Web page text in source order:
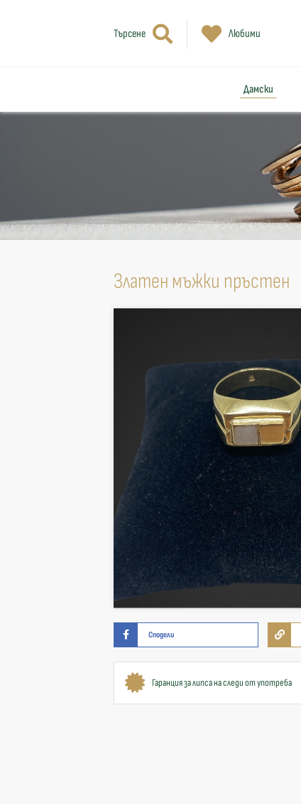
Търсене Любими
Дамски
Златен мъжки пръстен
Сподели
Гаранция за липса на следи от употреба